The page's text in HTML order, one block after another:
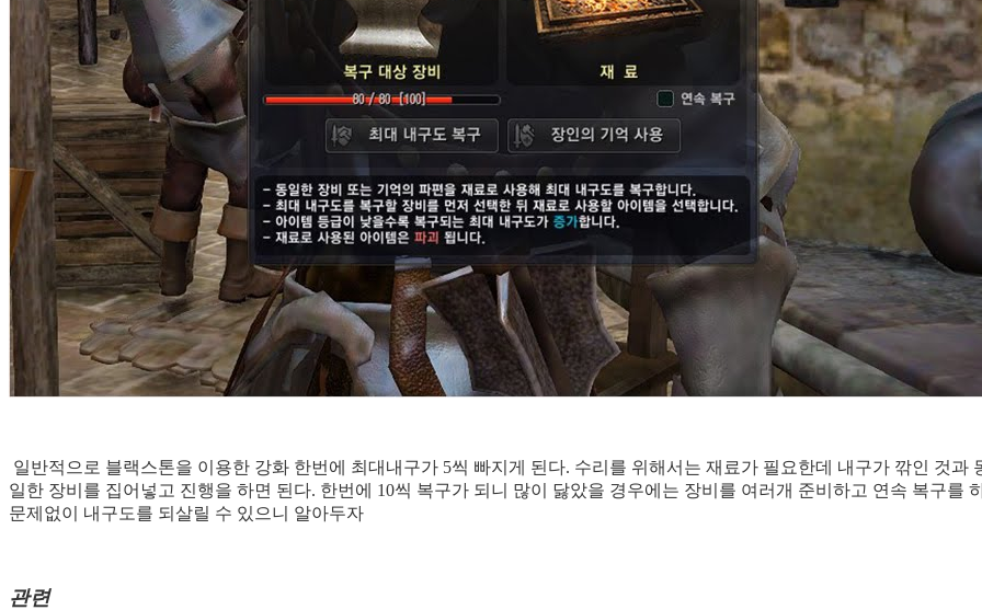
일반적으로 블랙스톤을 이용한 강화 한번에 최대내구가 5씩 빠지게 된다. 수리를 위해서는 재료가 필요한데 내구가 깎인 것과
일한 장비를 집어넣고 진행을 하면 된다. 한번에 10씩 복구가 되니 많이 닳았을 경우에는 장비를 여러개 준비하고 연속 복구를
문제없이 내구도를 되살릴 수 있으니 알아두자
관련